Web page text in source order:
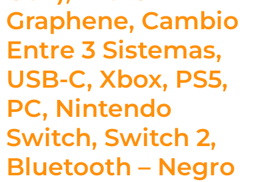
Graphene, Cambio
Entre 3 Sistemas,
USB-C, Xbox, PS5,
PC, Nintendo
Switch, Switch 2,
Bluetooth – Negro